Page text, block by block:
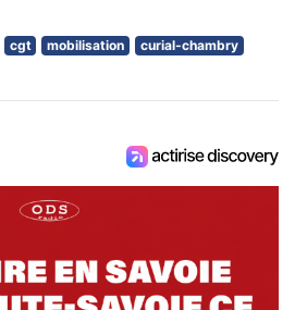
cgt mobilisation
curial-chambry